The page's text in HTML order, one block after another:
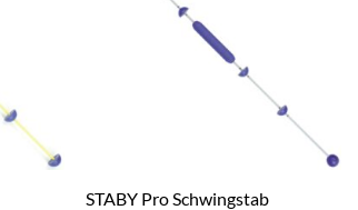
STABY Pro Schwingstab